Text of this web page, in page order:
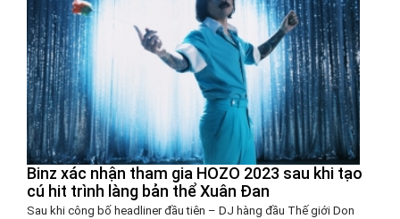
Binz xác nhận tham gia HOZO 2023 sau khi tạo
cú hit trình làng bản thể Xuân Đan
Sau khi công bố headliner đầu tiên – DJ hàng đầu Thế giới Don